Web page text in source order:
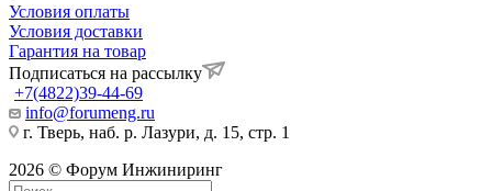
Условия оплаты
Условия доставки
Гарантия на товар
Подписаться на рассылку
+7(4822)39-44-69
info@forumeng.ru
г. Тверь, наб. р. Лазури, д. 15, стр. 1
2026 © Форум Инжиниринг